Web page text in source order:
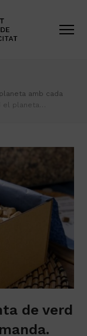
amb cada
el planeta…
de verd